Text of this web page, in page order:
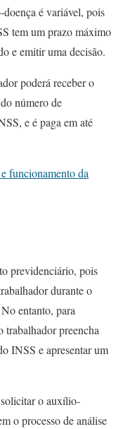
é variável, pois
tem um prazo máximo
e emitir uma decisão.
poderá receber o
número de
e é paga em até
funcionamento da
previdenciário, pois
durante o
entanto, para
trabalhador preencha
INSS e apresentar um
o auxílio-
o processo de análise